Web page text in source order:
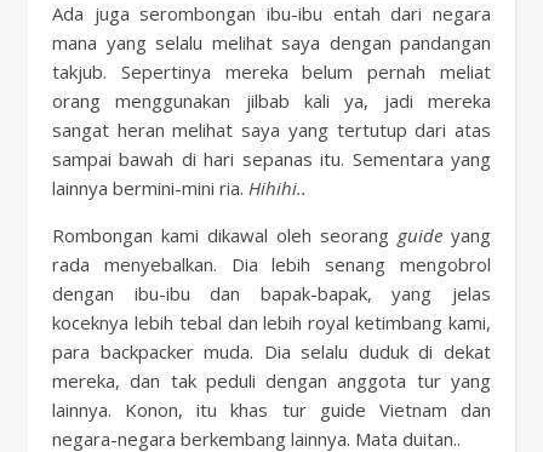
Ada juga serombongan ibu-ibu entah dari negara
mana yang selalu melihat saya dengan pandangan
takjub. Sepertinya mereka belum pernah meliat
orang menggunakan jilbab kali ya, jadi mereka
sangat heran melihat saya yang tertutup dari atas
sampai bawah di hari sepanas itu. Sementara yang
lainnya bermini-mini ria. Hihihi..
Rombongan kami dikawal oleh seorang guide yang
rada menyebalkan. Dia lebih senang mengobrol
dengan ibu-ibu dan bapak-bapak, yang jelas
koceknya lebih tebal dan lebih royal ketimbang kami,
para backpacker muda. Dia selalu duduk di dekat
mereka, dan tak peduli dengan anggota tur yang
lainnya. Konon, itu khas tur guide Vietnam dan
negara-negara berkembang lainnya. Mata duitan..